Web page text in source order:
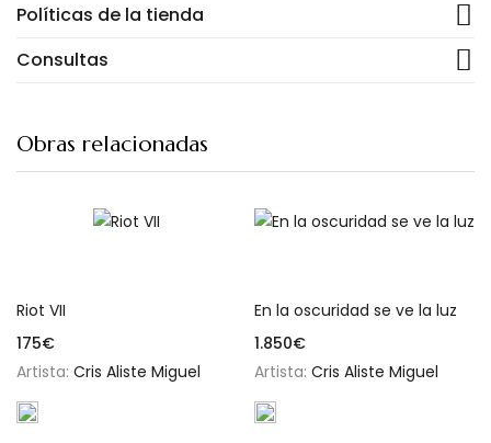
Políticas de la tienda
Consultas
Obras relacionadas
Riot VII
175€
Artista: Cris Aliste Miguel
En la oscuridad se ve la luz
1.850€
Artista: Cris Aliste Miguel